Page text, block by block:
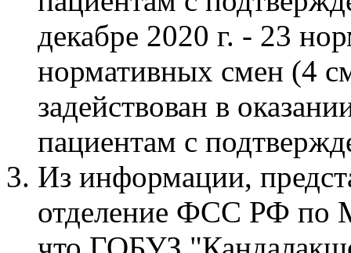
декабре 2020 г. - 23
нормативных смен (4
задействован в
пациентам с
Из информации,
отделение ФСС РФ по